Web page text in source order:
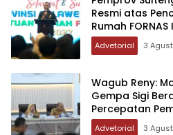
Resmi atas
Rumah
Advetorial 3
Wagub Reny:
Gempa Sigi
Percepatan
Advetorial 3